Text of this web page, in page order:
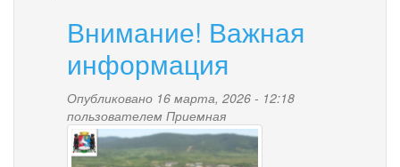
года
Отделение
СФР
по
Камчатскому
краю
приняло
более
Внимание! Важная
информация
Опубликовано 16 марта, 2026 - 12:18
пользователем Приемная